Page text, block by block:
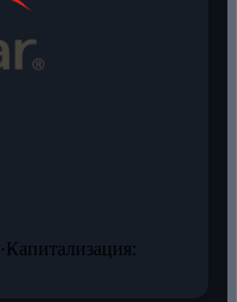
·Капитализация: